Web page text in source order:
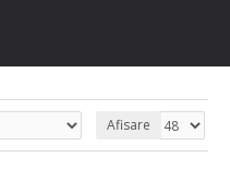
Afisare